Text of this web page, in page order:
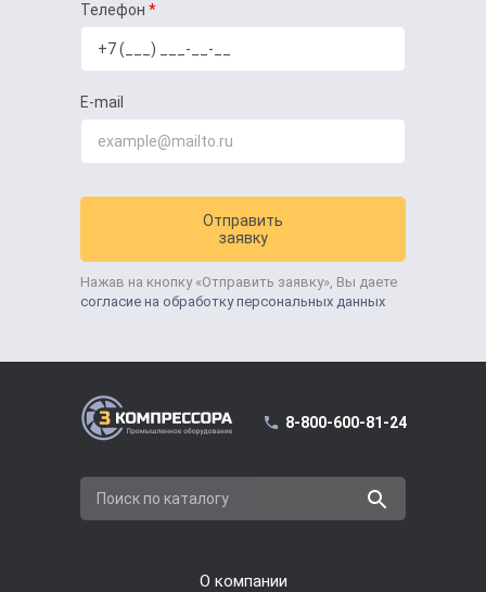
Телефон
E-mail
Отправить
заявку
Нажав на кнопку «Отправить заявку», Вы даете
согласие на обработку персональных данных
8-800-600-81-24
Поиск по каталогу
О компании